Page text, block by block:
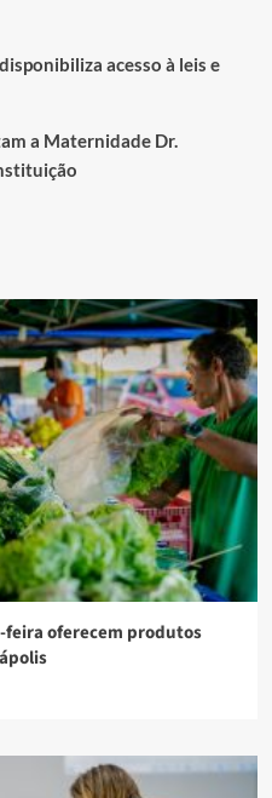
acesso à leis e
a Maternidade Dr.
feira oferecem produtos